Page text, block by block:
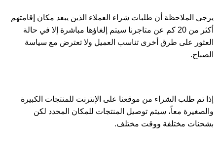
يرجى الملاحظة أن طلبات شراء العملاء الذين يبعد مكان إقامتهم
أكثر من 20 كم عن متاجرنا سيتم إلغاؤها مباشرة إلا في حالة
العثور على طرق أخرى تناسب العميل ولا تعترض مع سياسة
الصباح.
إذا تم طلب الشراء من موقعنا على الإنترنت للمنتجات الكبيرة
والصغيرة معاً، سيتم توصيل المنتجات للمكان المحدد لكن
بشحنات مختلفة ووقت مختلف.